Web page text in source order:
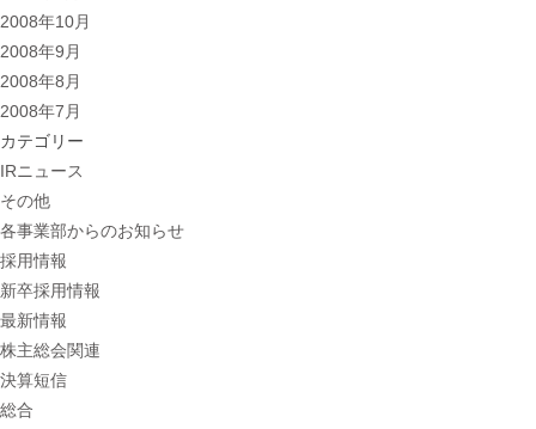
2008年10月
2008年9月
2008年8月
2008年7月
カテゴリー
IRニュース
その他
各事業部からのお知らせ
採用情報
新卒採用情報
最新情報
株主総会関連
決算短信
総合